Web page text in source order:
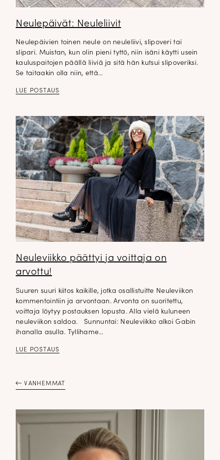
Neulepäivät: Neuleliivit
Neulepäivien toinen neule on neuleliivi, slipoveri tai
slipari. Muistan, kun olin pieni tyttö, niin isäni käytti usein
kauluspaitojen päällä liiviä ja sitä hän kutsui slipoveriksi.
Se taitaakin olla niin, että…
LUE POSTAUS
Neuleviikko päättyi ja voittaja on
arvottu!
Suuren suuri kiitos kaikille, jotka osallistuitte Neuleviikon
kommentointiin ja arvontaan. Arvonta on suoritettu,
voittaja löytyy postauksen lopusta. Alla vielä kuluneen
neuleviikon saldoa. Sunnuntai: Neuleviikko alkoi Gabin
ihanalla asulla. Tyllihame…
LUE POSTAUS
VANHEMMAT
Tilaa tyylikirje ja inspiroidu ajattomasta tyylistä sekä uusista
uutuudet ja ajattomat ideat saapuvat suoraan sähköpostiisi!
Tilaa tyylikirje